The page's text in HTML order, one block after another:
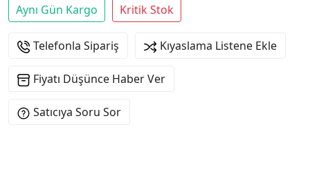
Aynı Gün Kargo Kritik Stok
Telefonla Sipariş Kıyaslama Listene Ekle
Fiyatı Düşünce Haber Ver
Satıcıya Soru Sor